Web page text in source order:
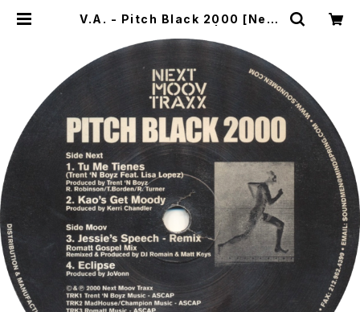
V.A. - Pitch Black 2000 [Next
CORDS